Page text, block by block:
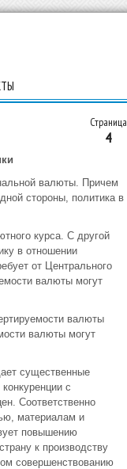
Страница
4
валюты. Причем
стороны, политика в
курса. С другой
в отношении
от Центрального
валюты могут
валюты
валюты могут
существенные
с
Соответственно
материалам и
повышению
к производству
совершенствованию